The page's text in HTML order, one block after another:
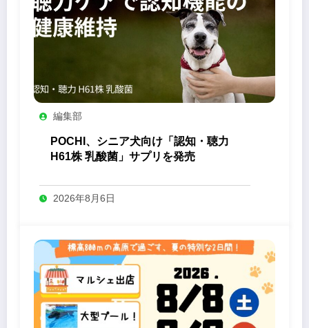
編集部
POCHI、シニア犬向け「認知・聴力
H61株 乳酸菌」サプリを発売
2026年8月6日